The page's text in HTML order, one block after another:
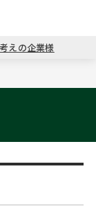
コンサ
キャリ
MBAの
日本か
パワー
えの企業様